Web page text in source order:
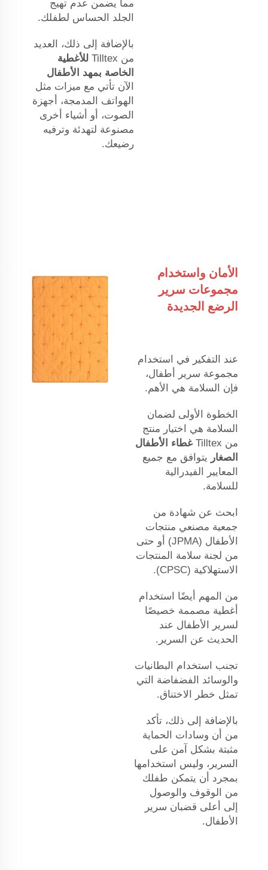
مما يضمن عدم تهيج
الجلد الحساس لطفلك.
بالإضافة إلى ذلك، العديد
من Tilltex
للأغطية
الخاصة بمهد الأطفال
الآن تأتي مع ميزات مثل
الهواتف المدمجة، أجهزة
الصوت، أو أشياء أخرى
مصنوعة لتهدئة وترفيه
رضيعك.
الأمان واستخدام
مجموعات سرير
الرضع الجديدة
عند التفكير في استخدام
مجموعة سرير أطفال،
فإن السلامة هي الأهم.
الخطوة الأولى لضمان
السلامة هي اختيار منتج
من Tilltex
غطاء الأطفال
الصغار يتوافق مع جميع
المعايير الفيدرالية
للسلامة.
ابحث عن شهادة من
جمعية مصنعي منتجات
الأطفال (JPMA) أو حتى
من لجنة سلامة المنتجات
الاستهلاكية (CPSC).
من المهم أيضًا استخدام
أغطية مصممة خصيصًا
لسرير الأطفال عند
الحديث عن السرير.
تجنب استخدام البطانيات
والوسائد الفضفاضة التي
تمثل خطر الاختناق.
بالإضافة إلى ذلك، تأكد
من أن وسادات الحماية
مثبتة بشكل آمن على
السرير، وليس استخدامها
بمجرد أن يتمكن طفلك
من الوقوف والوصول
إلى أعلى قضبان سرير
الأطفال.